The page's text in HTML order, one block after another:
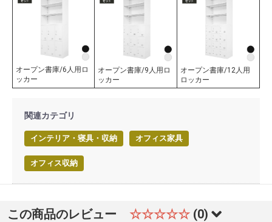
オープン書庫/6人用ロ
ッカー
オープン書庫/9人用ロ
ッカー
オープン書庫/12人用
ロッカー
関連カテゴリ
インテリア・寝具・収納 オフィス家具
オフィス収納
この商品のレビュー ☆☆☆☆☆ (0)